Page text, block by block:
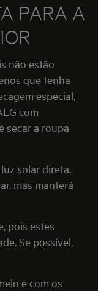
PARA A
não estão
que tenha
especial,
com
secar a roupa
solar direta.
mas manterá
pois estes
Se possível,
e com os